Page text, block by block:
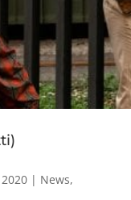
| News,